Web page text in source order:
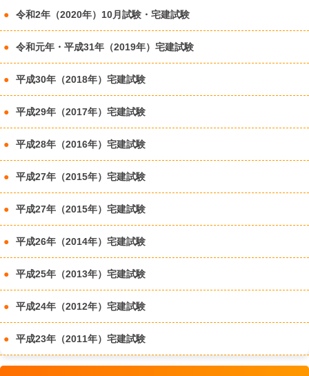
令和2年（2020年）10月試験・宅建試験
令和元年・平成31年（2019年）宅建試験
平成30年（2018年）宅建試験
平成29年（2017年）宅建試験
平成28年（2016年）宅建試験
平成27年（2015年）宅建試験
平成27年（2015年）宅建試験
平成26年（2014年）宅建試験
平成25年（2013年）宅建試験
平成24年（2012年）宅建試験
平成23年（2011年）宅建試験